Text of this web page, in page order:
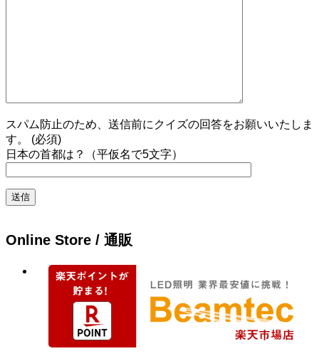
スパム防止のため、送信前にクイズの回答をお願いいたしま
す。 (必須)
日本の首都は？（平仮名で5文字）
Online Store / 通販